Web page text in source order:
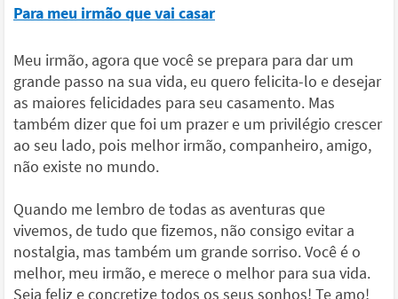
Para meu irmão que vai casar
Meu irmão, agora que você se prepara para dar um
grande passo na sua vida, eu quero felicita-lo e desejar
as maiores felicidades para seu casamento. Mas
também dizer que foi um prazer e um privilégio crescer
ao seu lado, pois melhor irmão, companheiro, amigo,
não existe no mundo.
Quando me lembro de todas as aventuras que
vivemos, de tudo que fizemos, não consigo evitar a
nostalgia, mas também um grande sorriso. Você é o
melhor, meu irmão, e merece o melhor para sua vida.
Seja feliz e concretize todos os seus sonhos! Te amo!